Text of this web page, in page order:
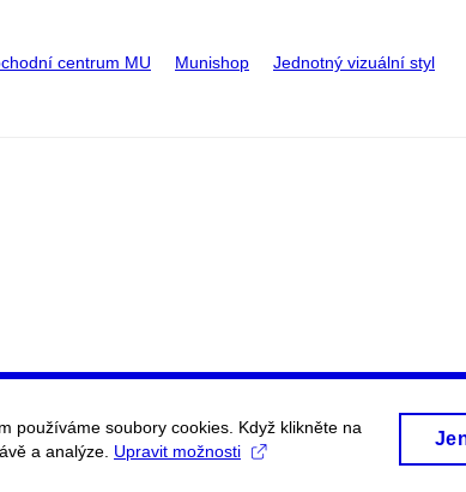
centrum MU Munishop Jednotný vizuální styl
používáme soubory cookies. Když klikněte na
a analýze. Upravit možnosti